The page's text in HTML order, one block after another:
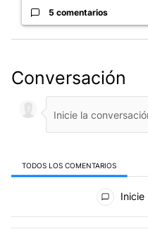
5 comentarios
Conversación
TODOS LOS COMENTARIOS
Todos los
Inicie